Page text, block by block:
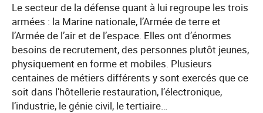
Le secteur de la défense quant à lui regroupe les trois
armées : la Marine nationale, l’Armée de terre et
l’Armée de l’air et de l’espace. Elles ont d’énormes
besoins de recrutement, des personnes plutôt jeunes,
physiquement en forme et mobiles. Plusieurs
centaines de métiers différents y sont exercés que ce
soit dans l’hôtellerie restauration, l’électronique,
l’industrie, le génie civil, le tertiaire…